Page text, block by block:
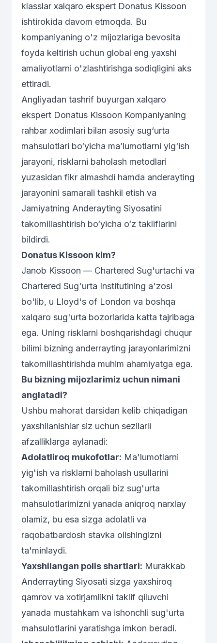
klasslar xalqaro ekspert Donatus Kissoon
ishtirokida davom etmoqda. Bu
kompaniyaning o'z mijozlariga bevosita
foyda keltirish uchun global eng yaxshi
amaliyotlarni o'zlashtirishga sodiqligini aks
ettiradi.
Angliyadan tashrif buyurgan xalqaro
ekspert Donatus Kissoon Kompaniyaning
rahbar xodimlari bilan asosiy sug‘urta
mahsulotlari bo‘yicha ma’lumotlarni yig‘ish
jarayoni, risklarni baholash metodlari
yuzasidan fikr almashdi hamda anderayting
jarayonini samarali tashkil etish va
Jamiyatning Anderayting Siyosatini
takomillashtirish bo‘yicha o‘z takliflarini
bildirdi.
Donatus Kissoon kim?
Janob Kissoon — Chartered Sug'urtachi va
Chartered Sug'urta Institutining a'zosi
bo'lib, u Lloyd's of London va boshqa
xalqaro sug'urta bozorlarida katta tajribaga
ega. Uning risklarni boshqarishdagi chuqur
bilimi bizning anderrayting jarayonlarimizni
takomillashtirishda muhim ahamiyatga ega.
Bu bizning mijozlarimiz uchun nimani
anglatadi?
Ushbu mahorat darsidan kelib chiqadigan
yaxshilanishlar siz uchun sezilarli
afzalliklarga aylanadi:
Adolatliroq mukofotlar: Ma'lumotlarni
yig'ish va risklarni baholash usullarini
takomillashtirish orqali biz sug'urta
mahsulotlarimizni yanada aniqroq narxlay
olamiz, bu esa sizga adolatli va
raqobatbardosh stavka olishingizni
ta'minlaydi.
Yaxshilangan polis shartlari: Murakkab
Anderrayting Siyosati sizga yaxshiroq
qamrov va xotirjamlikni taklif qiluvchi
yanada mustahkam va ishonchli sug'urta
mahsulotlarini yaratishga imkon beradi.